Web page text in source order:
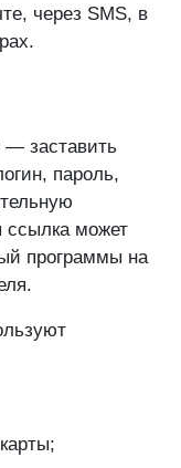
через SMS, в
заставить
пароль,
ссылка может
программы на